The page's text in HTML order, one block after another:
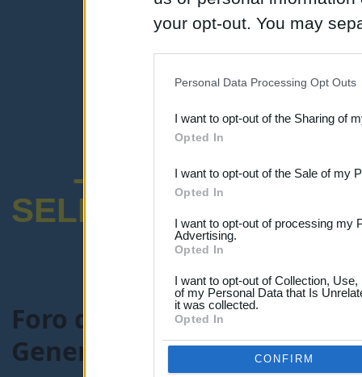
your opt-out. You may
Downstream Participants
third parties.
Personal Data Processing Opt Outs
I want to opt-out of the Sharing of
Opted In
I want to opt-out of the Sale of my
Opted In
I want to opt-out of processing my
Advertising.
Opted In
I want to opt-out of Collection,
of my Personal Data that Is
it was collected.
Opted In
CONFIRM
-ENCUESTA
SELECTIVO
Foro de Maestros25
General-maestros25.com>